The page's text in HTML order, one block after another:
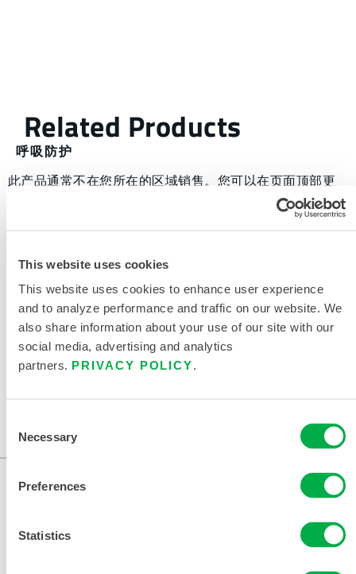
This website uses cookies
This website uses cookies to enhance user experience
and to analyze performance and traffic on our website. We
also share information about your use of our site with our
social media, advertising and analytics
partners. PRIVACY POLICY.
Selection
Necessary
Preferences
Statistics
呼吸防护
此产品通常不在您所在的区域销售。您可以在页面顶部更
改您的区域。
此产品通常不在您所在的区域销售。您可以在页面顶部更
改您的区域。
此产品通常不在您所在的区域销售。您可以在页面顶部更
This content is restricted in your region